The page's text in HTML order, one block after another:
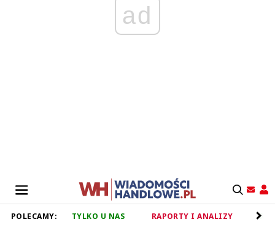
ad
POLECAMY: TYLKO U NAS RAPORTY I ANALIZY